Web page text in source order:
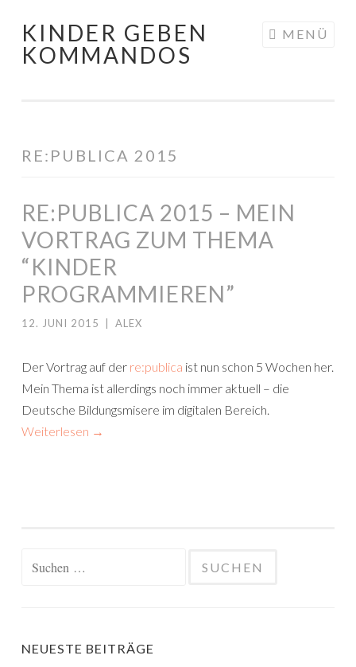
Springe zum Inhalt
KINDER GEBEN
KOMMANDOS
MENÜ
RE:PUBLICA 2015
RE:PUBLICA 2015 – MEIN
VORTRAG ZUM THEMA
“KINDER
PROGRAMMIEREN”
12. JUNI 2015 ALEX
Der Vortrag auf der re:publica ist nun schon 5 Wochen her.
Mein Thema ist allerdings noch immer aktuell – die
Deutsche Bildungsmisere im digitalen Bereich.
Weiterlesen →
NEUESTE BEITRÄGE